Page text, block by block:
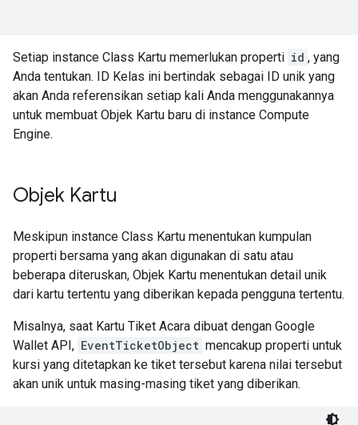
Setiap instance Class Kartu memerlukan properti id , yang
Anda tentukan. ID Kelas ini bertindak sebagai ID unik yang
akan Anda referensikan setiap kali Anda menggunakannya
untuk membuat Objek Kartu baru di instance Compute
Engine.
Objek Kartu
Meskipun instance Class Kartu menentukan kumpulan
properti bersama yang akan digunakan di satu atau
beberapa diteruskan, Objek Kartu menentukan detail unik
dari kartu tertentu yang diberikan kepada pengguna tertentu.
Misalnya, saat Kartu Tiket Acara dibuat dengan Google
Wallet API, EventTicketObject mencakup properti untuk
kursi yang ditetapkan ke tiket tersebut karena nilai tersebut
akan unik untuk masing-masing tiket yang diberikan.